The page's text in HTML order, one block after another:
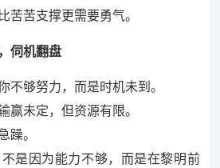
苦苦支撑更需要勇气。
伺机翻盘
不够努力，而是时机未到。
赢未定，但资源有限。
躁。
是因为能力不够，而是在黎明前